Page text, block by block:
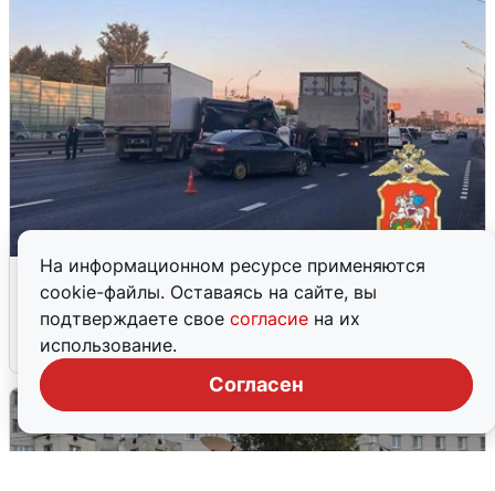
На информационном ресурсе применяются
cookie-файлы. Оставаясь на сайте, вы
подтверждаете свое согласие на их
использование.
Согласен
Пять машин столкнулись на
Дмитровском шоссе в Подмосковье
4 августа 0